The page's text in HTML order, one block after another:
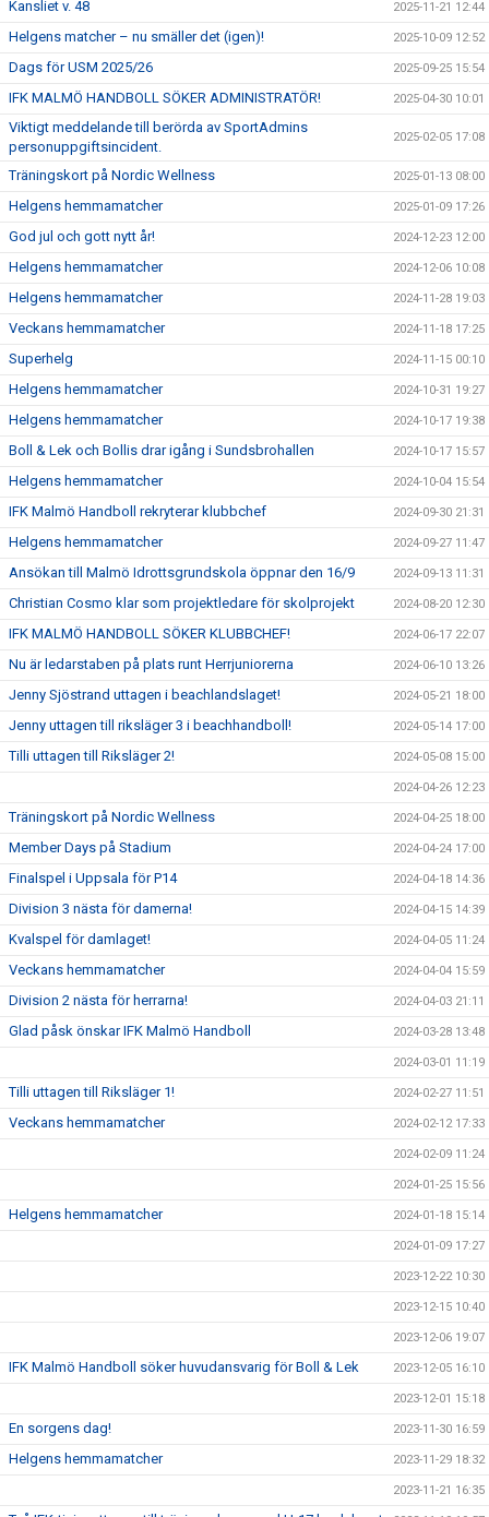
Kansliet v. 48 2025-11-21 12:44
Helgens matcher – nu smäller det (igen)! 2025-10-09 12:52
Dags för USM 2025/26 2025-09-25 15:54
IFK MALMÖ HANDBOLL SÖKER ADMINISTRATÖR! 2025-04-30 10:01
Viktigt meddelande till berörda av SportAdmins
personuppgiftsincident.
2025-02-05 17:08
Träningskort på Nordic Wellness 2025-01-13 08:00
Helgens hemmamatcher 2025-01-09 17:26
God jul och gott nytt år! 2024-12-23 12:00
Helgens hemmamatcher 2024-12-06 10:08
Helgens hemmamatcher 2024-11-28 19:03
Veckans hemmamatcher 2024-11-18 17:25
Superhelg 2024-11-15 00:10
Helgens hemmamatcher 2024-10-31 19:27
Helgens hemmamatcher 2024-10-17 19:38
Boll & Lek och Bollis drar igång i Sundsbrohallen 2024-10-17 15:57
Helgens hemmamatcher 2024-10-04 15:54
IFK Malmö Handboll rekryterar klubbchef 2024-09-30 21:31
Helgens hemmamatcher 2024-09-27 11:47
Ansökan till Malmö Idrottsgrundskola öppnar den 16/9 2024-09-13 11:31
Christian Cosmo klar som projektledare för skolprojekt 2024-08-20 12:30
IFK MALMÖ HANDBOLL SÖKER KLUBBCHEF! 2024-06-17 22:07
Nu är ledarstaben på plats runt Herrjuniorerna 2024-06-10 13:26
Jenny Sjöstrand uttagen i beachlandslaget! 2024-05-21 18:00
Jenny uttagen till riksläger 3 i beachhandboll! 2024-05-14 17:00
Tilli uttagen till Riksläger 2! 2024-05-08 15:00
2024-04-26 12:23
Träningskort på Nordic Wellness 2024-04-25 18:00
Member Days på Stadium 2024-04-24 17:00
Finalspel i Uppsala för P14 2024-04-18 14:36
Division 3 nästa för damerna! 2024-04-15 14:39
Kvalspel för damlaget! 2024-04-05 11:24
Veckans hemmamatcher 2024-04-04 15:59
Division 2 nästa för herrarna! 2024-04-03 21:11
Glad påsk önskar IFK Malmö Handboll 2024-03-28 13:48
2024-03-01 11:19
Tilli uttagen till Riksläger 1! 2024-02-27 11:51
Veckans hemmamatcher 2024-02-12 17:33
2024-02-09 11:24
2024-01-25 15:56
Helgens hemmamatcher 2024-01-18 15:14
2024-01-09 17:27
2023-12-22 10:30
2023-12-15 10:40
2023-12-06 19:07
IFK Malmö Handboll söker huvudansvarig för Boll & Lek 2023-12-05 16:10
2023-12-01 15:18
En sorgens dag! 2023-11-30 16:59
Helgens hemmamatcher 2023-11-29 18:32
2023-11-21 16:35